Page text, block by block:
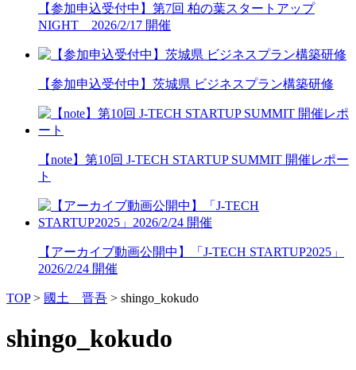
【参加申込受付中】第7回 柏の葉スタートアップ
NIGHT 2026/2/17 開催
【参加申込受付中】茨城県 ビジネスプラン構築研修
【note】第10回 J-TECH STARTUP SUMMIT 開催レポー
ト
【アーカイブ動画公開中】「J-TECH STARTUP2025」
2026/2/24 開催
TOP> 國土 晋吾 > shingo_kokudo
shingo_kokudo